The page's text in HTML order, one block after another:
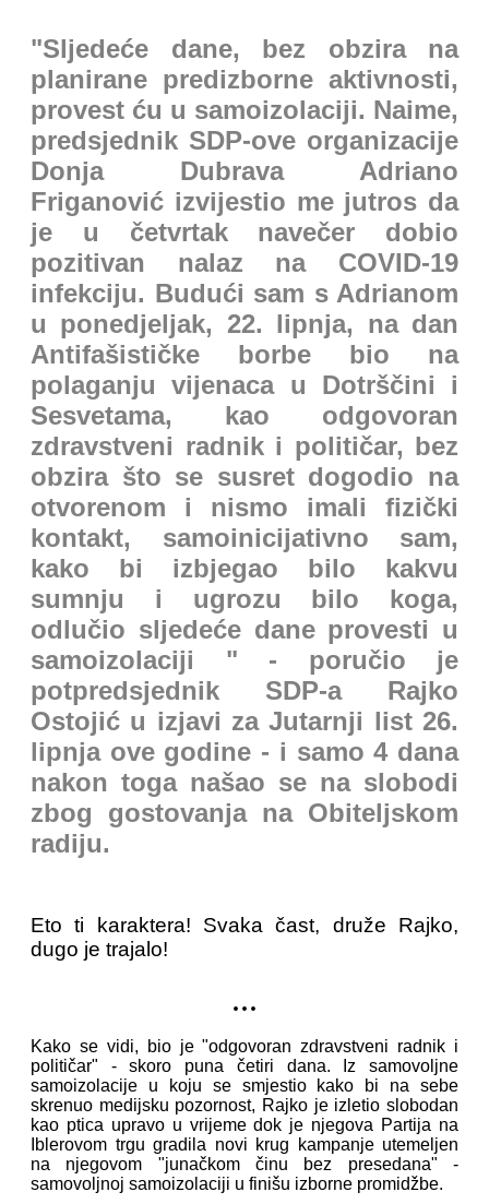
"Sljedeće dane, bez obzira na
planirane predizborne aktivnosti,
provest ću u samoizolaciji. Naime,
predsjednik SDP-ove organizacije
Donja Dubrava Adriano
Friganović izvijestio me jutros da
je u četvrtak navečer dobio
pozitivan nalaz na COVID-19
infekciju. Budući sam s Adrianom
u ponedjeljak, 22. lipnja, na dan
Antifašističke borbe bio na
polaganju vijenaca u Dotrščini i
Sesvetama, kao odgovoran
zdravstveni radnik i političar, bez
obzira što se susret dogodio na
otvorenom i nismo imali fizički
kontakt, samoinicijativno sam,
kako bi izbjegao bilo kakvu
sumnju i ugrozu bilo koga,
odlučio sljedeće dane provesti u
samoizolaciji " - poručio je
potpredsjednik SDP-a Rajko
Ostojić u izjavi za Jutarnji list 26.
lipnja ove godine - i samo 4 dana
nakon toga našao se na slobodi
zbog gostovanja na Obiteljskom
radiju.
Eto ti karaktera! Svaka čast, druže Rajko,
dugo je trajalo!
...
Kako se vidi, bio je "odgovoran zdravstveni radnik i
političar" - skoro puna četiri dana. Iz samovoljne
samoizolacije u koju se smjestio kako bi na sebe
skrenuo medijsku pozornost, Rajko je izletio slobodan
kao ptica upravo u vrijeme dok je njegova Partija na
Iblerovom trgu gradila novi krug kampanje utemeljen
na njegovom "junačkom činu bez presedana" -
samovoljnoj samoizolaciji u finišu izborne promidžbe.